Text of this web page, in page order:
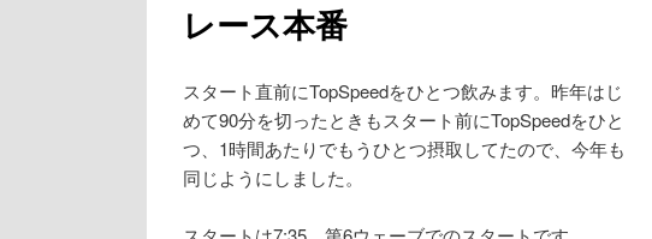
レース本番
スタート直前にTopSpeedをひとつ飲みます。昨年はじ
めて90分を切ったときもスタート前にTopSpeedをひと
つ、1時間あたりでもうひとつ摂取してたので、今年も
同じようにしました。